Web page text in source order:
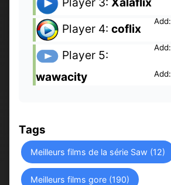
Add:
Player 4: coflix
Add:
Player 5:
wawacity
Add:
Tags
Meilleurs films de la série Saw (12)
Meilleurs films gore (190)